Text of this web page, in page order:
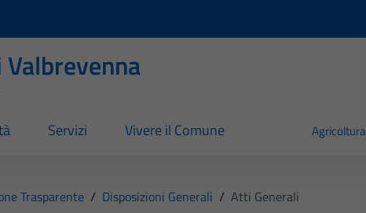
Valbrevenna
Servizi Vivere il Comune Agricoltura
Trasparente / Disposizioni Generali / Atti Generali